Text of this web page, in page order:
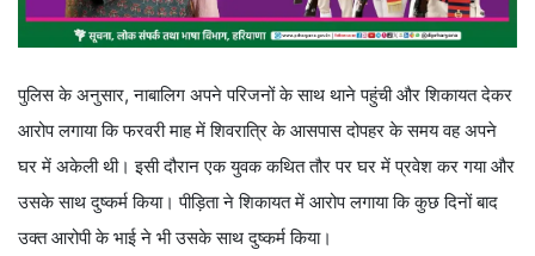
पुलिस के अनुसार, नाबालिग अपने परिजनों के साथ थाने पहुंची और शिकायत देकर
आरोप लगाया कि फरवरी माह में शिवरात्रि के आसपास दोपहर के समय वह अपने
घर में अकेली थी। इसी दौरान एक युवक कथित तौर पर घर में प्रवेश कर गया और
उसके साथ दुष्कर्म किया। पीड़िता ने शिकायत में आरोप लगाया कि कुछ दिनों बाद
उक्त आरोपी के भाई ने भी उसके साथ दुष्कर्म किया।